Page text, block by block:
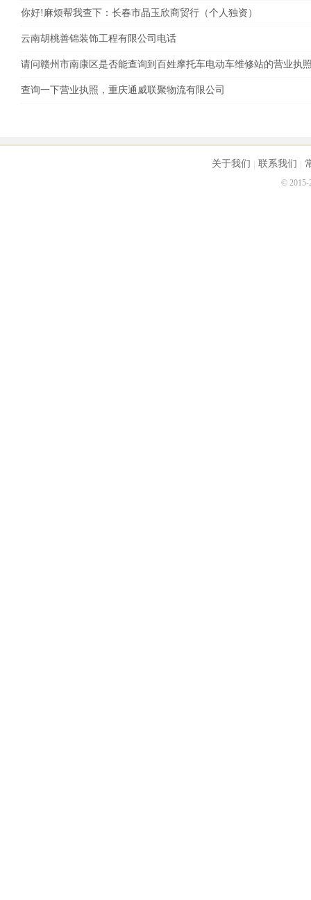
3、因未在工商行政管理部门依照《企业信息公示暂
的；列入经营异常名录。
你好!麻烦帮我查下：长春市晶玉欣商贸行（个人独资）
云南胡桃善锦装饰工程有限公司电话
请问赣州市南康区是否能查询到百姓摩托车电动车维修站的营业执
查询一下营业执照，重庆通威联聚物流有限公司
关于我们 联系我们
© 2015-